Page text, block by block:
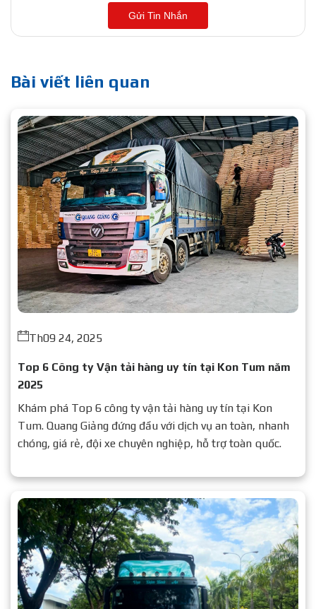
Gửi Tin Nhắn
Bài viết liên quan
Th09 24, 2025
Top 6 Công ty Vận tải hàng uy tín tại Kon Tum năm
2025
Khám phá Top 6 công ty vận tải hàng uy tín tại Kon
Tum. Quang Giảng đứng đầu với dịch vụ an toàn, nhanh
chóng, giá rẻ, đội xe chuyên nghiệp, hỗ trợ toàn quốc.